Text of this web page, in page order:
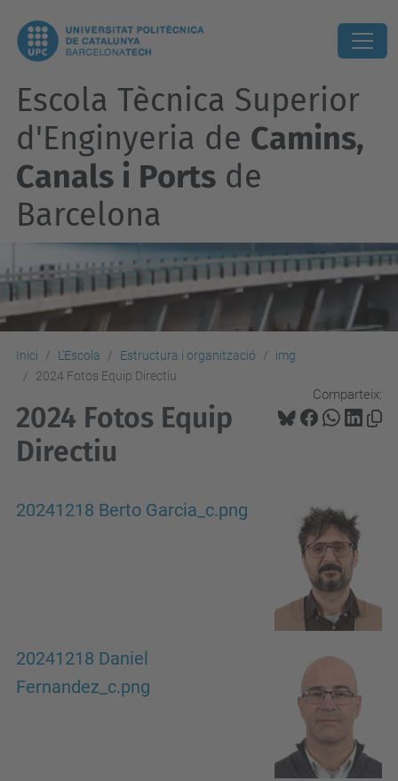
Escola Tècnica Superior
d'Enginyeria de Camins,
Canals i Ports de
Barcelona
Inici L'Escola Estructura i organització
img
2024 Fotos Equip Directiu
Comparteix:
2024 Fotos Equip
Directiu
20241218 Berto Garcia_c.png
20241218 Daniel
Fernandez_c.png